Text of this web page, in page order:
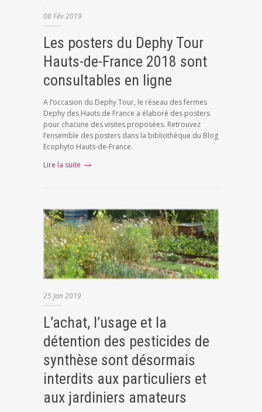
08Fév2019
Les posters du Dephy Tour
Hauts-de-France 2018 sont
consultables en ligne
A l’occasion du Dephy Tour, le réseau des fermes
Dephy des Hauts de France a élaboré des posters
pour chacune des visites proposées. Retrouvez
l’ensemble des posters dans la bibliothèque du Blog
Ecophyto Hauts-de-France.
Lire la suite
25Jan 2019
L’achat, l’usage et la
détention des pesticides de
synthèse sont désormais
interdits aux particuliers et
aux jardiniers amateurs